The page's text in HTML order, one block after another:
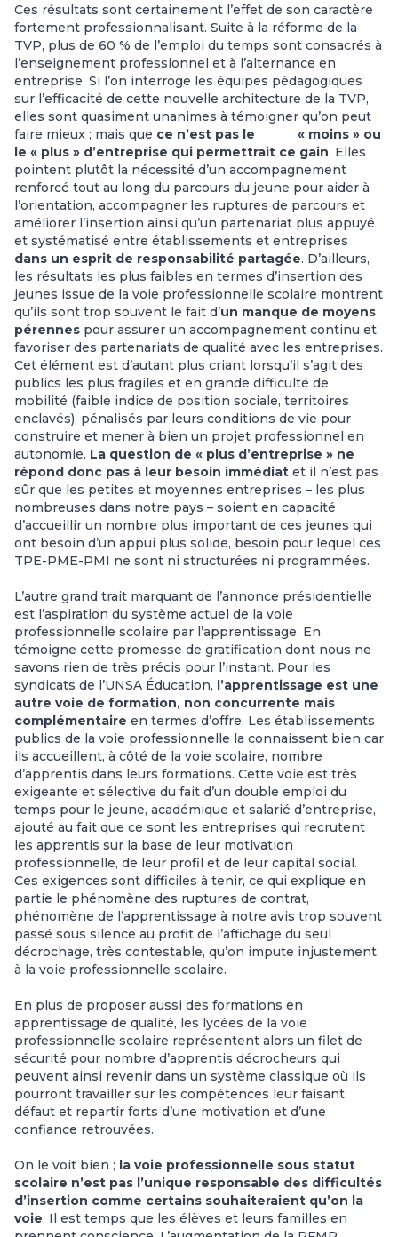
Ces résultats sont certainement l’effet de son caractère
fortement professionnalisant. Suite à la réforme de la
TVP, plus de 60 % de l’emploi du temps sont consacrés à
l’enseignement professionnel et à l’alternance en
entreprise. Si l’on interroge les équipes pédagogiques
sur l’efficacité de cette nouvelle architecture de la TVP,
elles sont quasiment unanimes à témoigner qu’on peut
faire mieux ; mais que ce n’est pas le « moins » ou
le « plus » d’entreprise qui permettrait ce gain. Elles
pointent plutôt la nécessité d’un accompagnement
renforcé tout au long du parcours du jeune pour aider à
l’orientation, accompagner les ruptures de parcours et
améliorer l’insertion ainsi qu’un partenariat plus appuyé
et systématisé entre établissements et entreprises
dans un esprit de responsabilité partagée. D’ailleurs,
les résultats les plus faibles en termes d’insertion des
jeunes issue de la voie professionnelle scolaire montrent
qu’ils sont trop souvent le fait d’un manque de moyens
pérennes pour assurer un accompagnement continu et
favoriser des partenariats de qualité avec les entreprises.
Cet élément est d’autant plus criant lorsqu’il s’agit des
publics les plus fragiles et en grande difficulté de
mobilité (faible indice de position sociale, territoires
enclavés), pénalisés par leurs conditions de vie pour
construire et mener à bien un projet professionnel en
autonomie. La question de « plus d’entreprise » ne
répond donc pas à leur besoin immédiat et il n’est pas
sûr que les petites et moyennes entreprises – les plus
nombreuses dans notre pays – soient en capacité
d’accueillir un nombre plus important de ces jeunes qui
ont besoin d’un appui plus solide, besoin pour lequel ces
TPE-PME-PMI ne sont ni structurées ni programmées.
L’autre grand trait marquant de l’annonce présidentielle
est l’aspiration du système actuel de la voie
professionnelle scolaire par l’apprentissage. En
témoigne cette promesse de gratification dont nous ne
savons rien de très précis pour l’instant. Pour les
syndicats de l’UNSA Éducation, l’apprentissage est une
autre voie de formation, non concurrente mais
complémentaire en termes d’offre. Les établissements
publics de la voie professionnelle la connaissent bien car
ils accueillent, à côté de la voie scolaire, nombre
d’apprentis dans leurs formations. Cette voie est très
exigeante et sélective du fait d’un double emploi du
temps pour le jeune, académique et salarié d’entreprise,
ajouté au fait que ce sont les entreprises qui recrutent
les apprentis sur la base de leur motivation
professionnelle, de leur profil et de leur capital social.
Ces exigences sont difficiles à tenir, ce qui explique en
partie le phénomène des ruptures de contrat,
phénomène de l’apprentissage à notre avis trop souvent
passé sous silence au profit de l’affichage du seul
décrochage, très contestable, qu’on impute injustement
à la voie professionnelle scolaire.
En plus de proposer aussi des formations en
apprentissage de qualité, les lycées de la voie
professionnelle scolaire représentent alors un filet de
sécurité pour nombre d’apprentis décrocheurs qui
peuvent ainsi revenir dans un système classique où ils
pourront travailler sur les compétences leur faisant
défaut et repartir forts d’une motivation et d’une
confiance retrouvées.
On le voit bien ; la voie professionnelle sous statut
scolaire n’est pas l’unique responsable des difficultés
d’insertion comme certains souhaiteraient qu’on la
voie. Il est temps que les élèves et leurs familles en